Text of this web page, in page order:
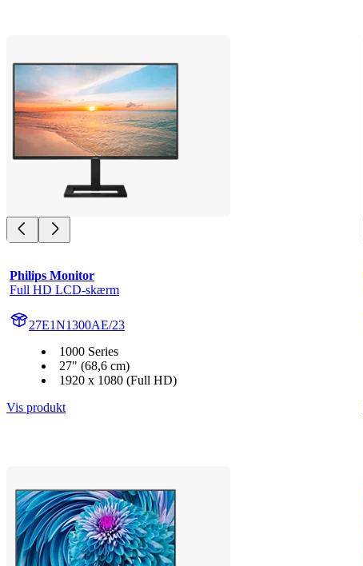
Philips Monitor
Full HD LCD-skærm
27E1N1300AE/23
1000 Series
27" (68,6 cm)
1920 x 1080 (Full HD)
Vis produkt